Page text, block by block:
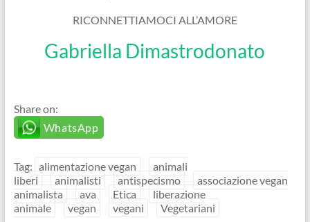
RICONNETTIAMOCI ALL’AMORE
Gabriella Dimastrodonato
Share on:
WhatsApp
Tag: alimentazione vegan
animali
liberi
animalisti antispecismo
associazione vegan
animalista
ava Etica
liberazione
animale
vegan vegani Vegetariani